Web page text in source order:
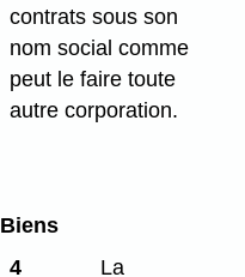
contrats sous son
nom social comme
peut le faire toute
autre corporation.
Biens
4
La